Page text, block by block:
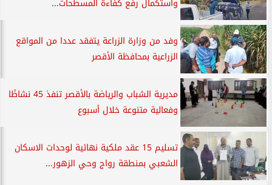
وفد من وزارة الزراعة يتفقد عددا من المواقع
الزراعية بمحافظة الأقصر
مديرية الشباب والرياضة بالأقصر تنفذ 45 نشاطًا
وفعالية متنوعة خلال أسبوع
تسليم 15 عقد ملكية نهائية لوحدات الاسكان
الشعبي بمنطقة رواج وحي الزهور...